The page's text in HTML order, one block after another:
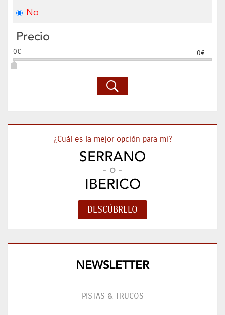
No
Precio
0€ 0€
¿Cuál es la mejor opción para mi?
SERRANO
- o -
IBERICO
NEWSLETTER
PISTAS & TRUCOS